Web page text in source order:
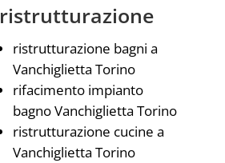
ristrutturazione
ristrutturazione bagni a
Vanchiglietta Torino
rifacimento impianto
bagno Vanchiglietta Torino
ristrutturazione cucine a
Vanchiglietta Torino